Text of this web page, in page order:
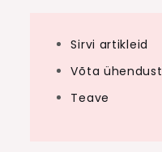
Sirvi artikleid
Võta ühendust
Teave